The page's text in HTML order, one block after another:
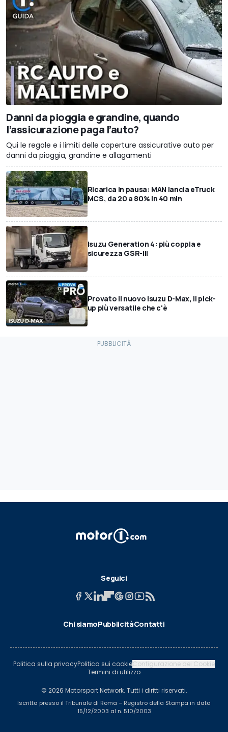
Danni da pioggia e grandine, quando
l’assicurazione paga l’auto?
Qui le regole e i limiti delle coperture assicurative auto per
danni da pioggia, grandine e allagamenti
Ricarica in pausa: MAN lancia eTruck
MCS, da 20 a 80% in 40 min
Isuzu Generation 4: più coppia e
sicurezza GSR-III
Provato il nuovo Isuzu D-Max, il pick-
up più versatile che c'è
Seguici
Chi siamoPubblicitàContatti
Politica sulla privacyPolitica sui cookieConfigurazione dei Cookie
Termini di utilizzo
© 2026 Motorsport Network. Tutti i diritti riservati.
Iscritta presso il Tribunale di Roma – Registro della Stampa in data
15/12/2003 al n. 510/2003